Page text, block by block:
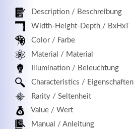
Description / Beschreibung
Width-Height-Depth / BxHxT
Color / Farbe
Material / Material
Illumination / Beleuchtung
Characteristics / Eigenschaften
Rarity / Seltenheit
Value / Wert
Manual / Anleitung